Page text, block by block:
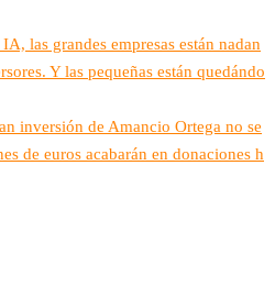
las grandes empresas están nadan
Y las pequeñas están quedándo
inversión de Amancio Ortega no se
de euros acabarán en donaciones h